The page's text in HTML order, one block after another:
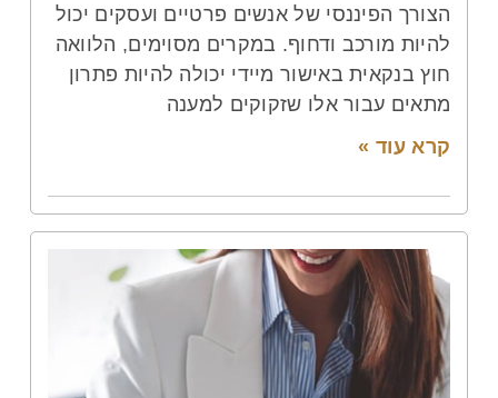
הצורך הפיננסי של אנשים פרטיים ועסקים יכול
להיות מורכב ודחוף. במקרים מסוימים, הלוואה
חוץ בנקאית באישור מיידי יכולה להיות פתרון
מתאים עבור אלו שזקוקים למענה
קרא עוד »